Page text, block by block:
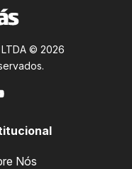
© 2026
Nós